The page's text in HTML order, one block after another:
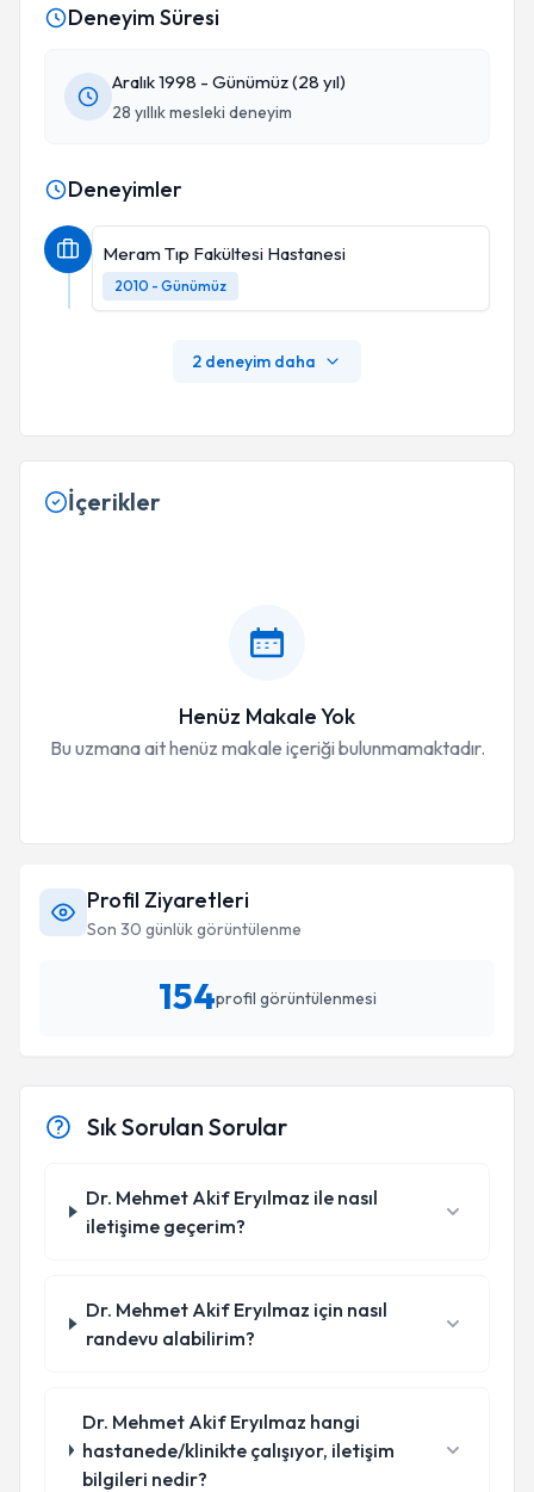
Deneyim Süresi
Aralık 1998 - Günümüz (28 yıl)
28 yıllık mesleki deneyim
Deneyimler
Meram Tıp Fakültesi Hastanesi
2010 - Günümüz
2 deneyim daha
İçerikler
Henüz Makale Yok
Bu uzmana ait henüz makale içeriği bulunmamaktadır.
Profil Ziyaretleri
Son 30 günlük görüntülenme
154profil görüntülenmesi
Sık Sorulan Sorular
Dr. Mehmet Akif Eryılmaz ile nasıl
iletişime geçerim?
Dr. Mehmet Akif Eryılmaz için nasıl
randevu alabilirim?
Dr. Mehmet Akif Eryılmaz hangi
hastanede/klinikte çalışıyor, iletişim
bilgileri nedir?